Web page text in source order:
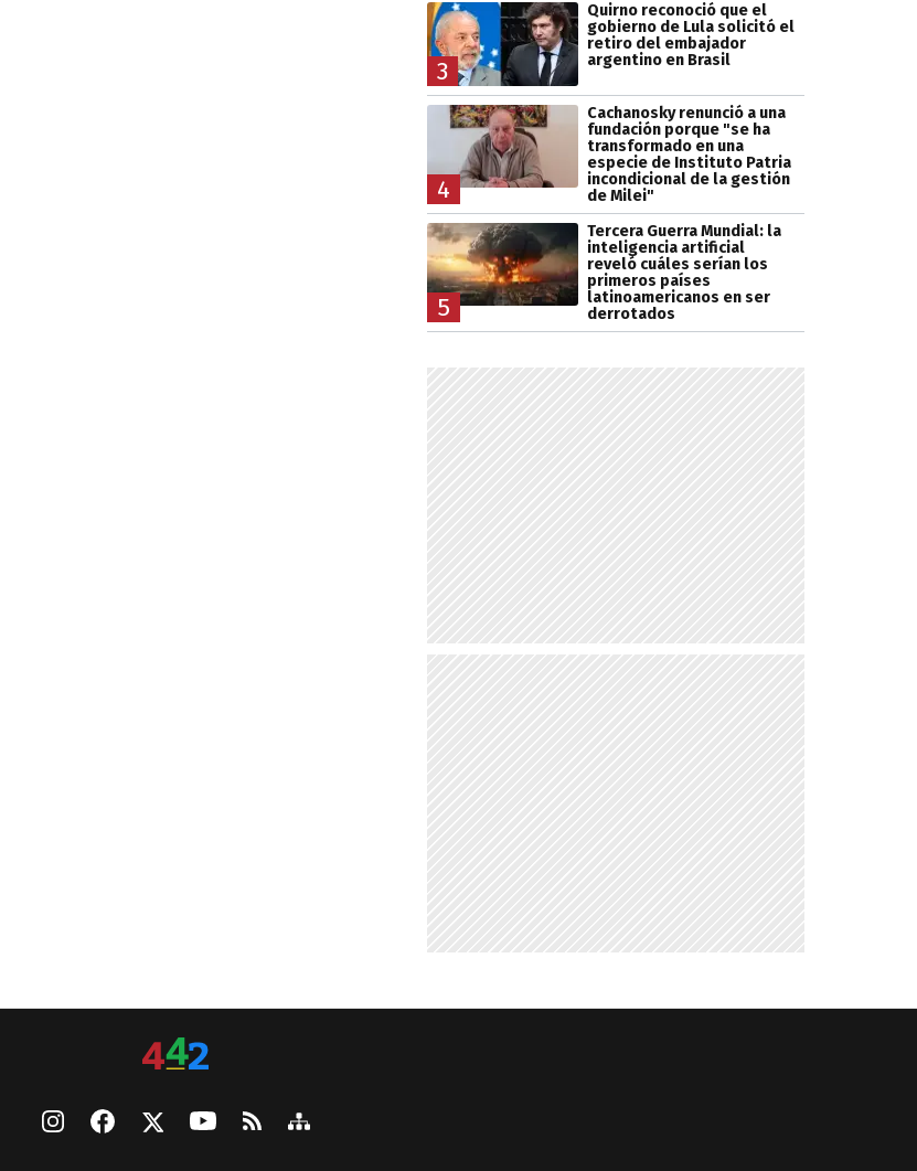
3
Quirno reconoció que el
gobierno de Lula solicitó el
retiro del embajador
argentino en Brasil
4
Cachanosky renunció a una
fundación porque "se ha
transformado en una
especie de Instituto Patria
incondicional de la gestión
de Milei"
5
Tercera Guerra Mundial: la
inteligencia artificial
reveló cuáles serían los
primeros países
latinoamericanos en ser
derrotados